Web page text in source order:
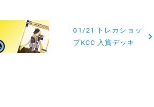
01/21 トレカショッ
プKCC 入賞デッキ